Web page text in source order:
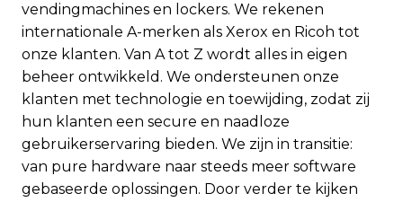
vendingmachines en lockers. We rekenen
internationale A-merken als Xerox en Ricoh tot
onze klanten. Van A tot Z wordt alles in eigen
beheer ontwikkeld. We ondersteunen onze
klanten met technologie en toewijding, zodat zij
hun klanten een secure en naadloze
gebruikerservaring bieden. We zijn in transitie:
van pure hardware naar steeds meer software
gebaseerde oplossingen. Door verder te kijken